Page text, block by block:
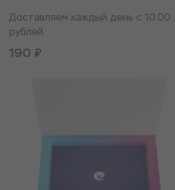
Доставляем каждый день с
рублей.
190 ₽